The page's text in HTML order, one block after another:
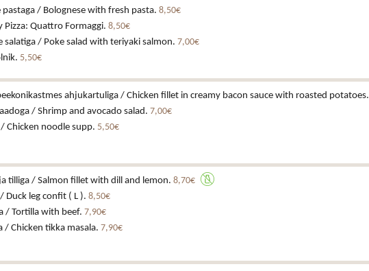
pastaga / Bolognese with fresh pasta. 8,50€
Pizza: Quattro Formaggi. 8,50€
salatiga / Poke salad with teriyaki salmon. 7,00€
5,50€
ahjukartuliga / Chicken fillet in creamy bacon sauce with roasted potatoes.
/ Shrimp and avocado salad. 7,00€
Chicken noodle supp. 5,50€
tilliga / Salmon fillet with dill and lemon. 8,70€
Duck leg confit ( L ). 8,50€
/ Tortilla with beef. 7,90€
/ Chicken tikka masala. 7,90€